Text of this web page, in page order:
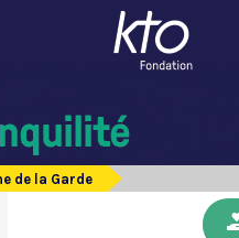
de la Garde